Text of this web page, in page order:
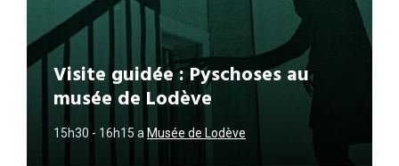
Visite guidée : Pyschoses au
musée de Lodève
15h30 - 16h15 a Musée de Lodève